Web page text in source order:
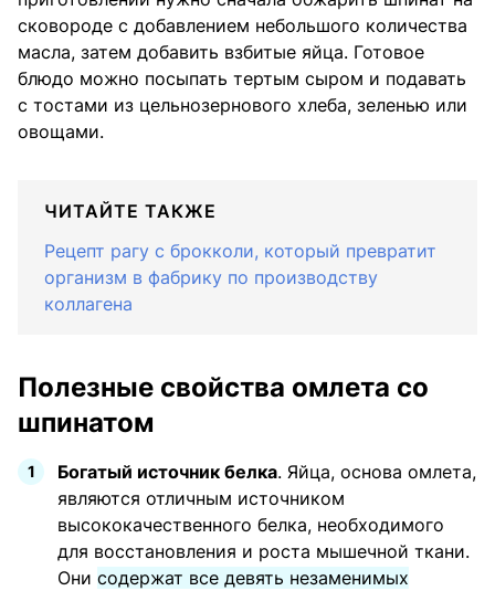
сковороде с добавлением небольшого количества
масла, затем добавить взбитые яйца. Готовое
блюдо можно посыпать тертым сыром и подавать
с тостами из цельнозернового хлеба, зеленью или
овощами.
ЧИТАЙТЕ ТАКЖЕ
Рецепт рагу с брокколи, который превратит
организм в фабрику по производству
коллагена
Полезные свойства омлета со
шпинатом
Богатый источник белка. Яйца, основа омлета,
являются отличным источником
высококачественного белка, необходимого
для восстановления и роста мышечной ткани.
Они содержат все девять незаменимых